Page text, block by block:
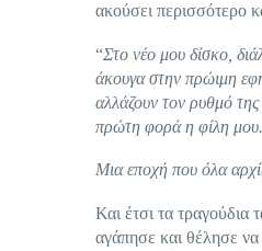
ακούσει περισσότερο
“Στο νέο μου δίσκο,
άκουγα στην πρώιμη
αλλάζουν τον ρυθμό
πρώτη φορά η φίλη
Μια εποχή που όλα
Και έτσι τα τραγούδια
αγάπησε και θέλησε